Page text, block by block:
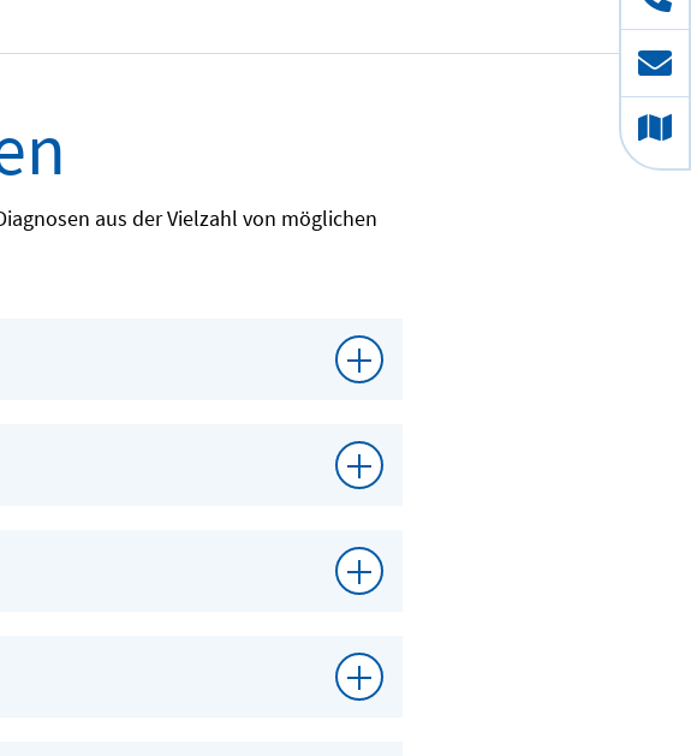
aus der Vielzahl von möglichen